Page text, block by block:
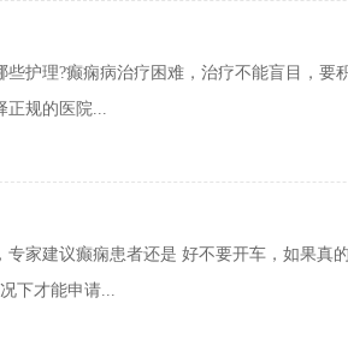
护理?癫痫病治疗困难，治疗不能盲目，要
正规的医院...
家建议癫痫患者还是 好不要开车，如果真
下才能申请...